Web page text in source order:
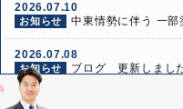
2026.07.10
お知らせ 中東情勢に伴う 一
2026.07.08
お知らせ ブログ 更新しまし
2026.06.24